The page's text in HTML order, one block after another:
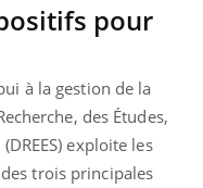
pour
à la gestion de la
des Études,
exploite les
trois principales